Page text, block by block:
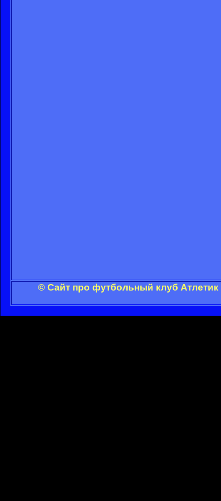
© Сайт про футбольный клуб